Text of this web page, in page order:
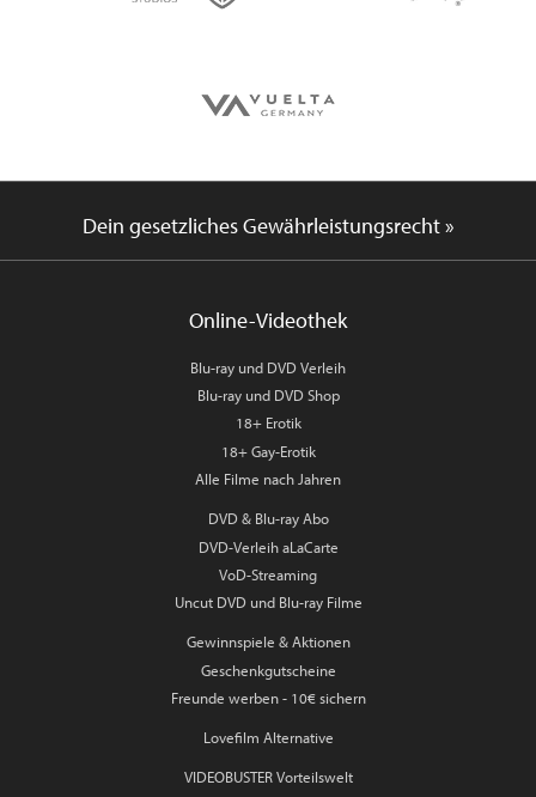
Dein gesetzliches Gewährleistungsrecht »
Online-Videothek
Blu-ray und DVD Verleih
Blu-ray und DVD Shop
18+ Erotik
18+ Gay-Erotik
Alle Filme nach Jahren
DVD & Blu-ray Abo
DVD-Verleih aLaCarte
VoD-Streaming
Uncut DVD und Blu-ray Filme
Gewinnspiele & Aktionen
Geschenkgutscheine
Freunde werben - 10€ sichern
Lovefilm Alternative
VIDEOBUSTER Vorteilswelt